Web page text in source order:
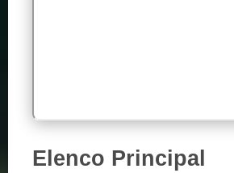
Elenco Principal